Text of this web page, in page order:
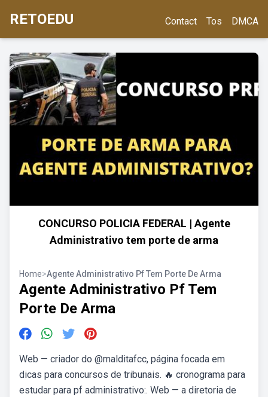
RETOEDU Contact Tos DMCA
CONCURSO POLICIA FEDERAL | Agente
Administrativo tem porte de arma
Home>Agente Administrativo Pf Tem Porte De Arma
Agente Administrativo Pf Tem
Porte De Arma
Web — criador do @malditafcc, página focada em
dicas para concursos de tribunais. 🔥 cronograma para
estudar para pf administrativo:. Web — a diretoria de